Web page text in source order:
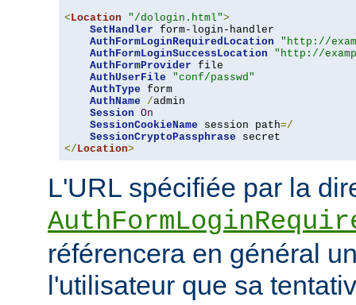
< Location "/dologin.html">
SetHandler form-login-handler
AuthFormLoginRequiredLocation
"http://
AuthFormLoginSuccessLocation
"http://
AuthFormProvider file
AuthUserFile
"conf/passwd"
AuthType form
AuthName
/admin
Session On
SessionCookieName session path=/
SessionCryptoPassphrase
</ Location>
L'URL spécifiée par la
référencera en général
l'utilisateur que sa